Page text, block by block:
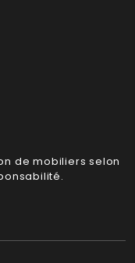
de mobiliers selon